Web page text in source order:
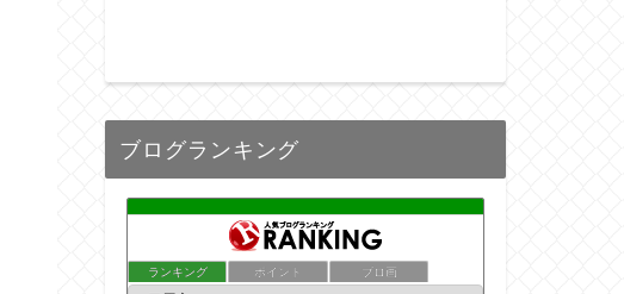
ブログランキング
ランキング ポイント ブロ画